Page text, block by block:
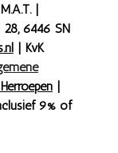
|
6446 SN
| KvK
|
9% of